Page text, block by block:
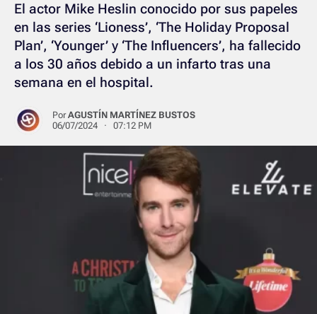
El actor Mike Heslin conocido por sus papeles
en las series ‘Lioness’, ‘The Holiday Proposal
Plan’, ‘Younger’ y ‘The Influencers’, ha fallecido
a los 30 años debido a un infarto tras una
semana en el hospital.
PorAGUSTÍN MARTÍNEZ BUSTOS
06/07/2024 · 07:12 PM